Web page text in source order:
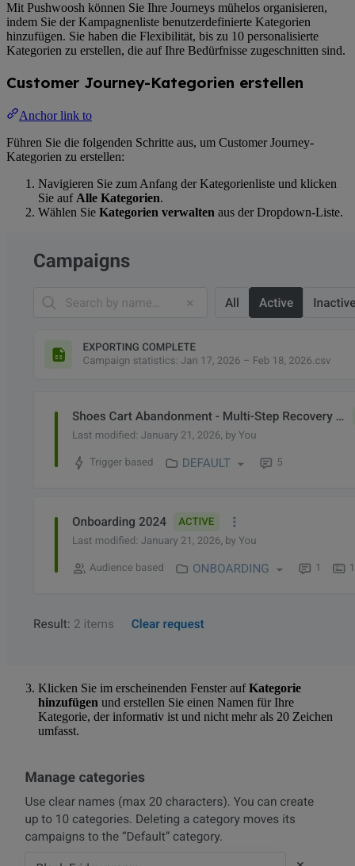
Mit Pushwoosh können Sie Ihre Journeys mühelos organisieren,
indem Sie der Kampagnenliste benutzerdefinierte Kategorien
hinzufügen. Sie haben die Flexibilität, bis zu 10 personalisierte
Kategorien zu erstellen, die auf Ihre Bedürfnisse zugeschnitten sind.
Customer Journey-Kategorien erstellen
Anchor link to
Führen Sie die folgenden Schritte aus, um Customer Journey-
Kategorien zu erstellen:
Navigieren Sie zum Anfang der Kategorienliste und klicken
Sie auf Alle Kategorien.
Wählen Sie Kategorien verwalten aus der Dropdown-Liste.
Klicken Sie im erscheinenden Fenster aufKategorie
hinzufügen und erstellen Sie einen Namen für Ihre
Kategorie, der informativ ist und nicht mehr als 20 Zeichen
umfasst.